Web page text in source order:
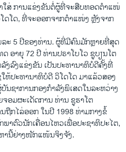
ໃສ່ ​ການ​ແຂ່ງ​ຂັນຕໍ່ຜູ້ທີ່ຈະ​ສືບ​ທອດ​ຕຳ​ແໜ່
ດໂດ, ​ທີ່​ຈະ​ອອກ​ຈາກ​ຕຳ​ແໜ່ງ ຫຼັງ​ຈາກ
5 ປີຂອງທ່ານ. ຜູ້ທີ່ມີຄົນມັກຫຼາຍທີ່ສຸດ
ອາຍຸ 72 ປີ ທ່ານປຣາໂບໂວ ຊູບຽນໂຕ
ງລົງແຂ່ງຂັນ ເປັນປະທານາທິບໍດີຄັ້ງທີ່
ຫ້ປະທານາທິບໍດີ ວິໂດໂດ ມາແລ້ວສອງ
ນຊາການກອງກຳລັງພິເສດໃນລະຫວ່າງ
ອມຜະເດັດການ ທ່ານ ຊູຮາໂຕ
ຖືກໄລ່ອອກ ໃນປີ 1998 ທ່າມກາງຂໍ້
າຕົວນັກເຄື່ອນໄຫວເພື່ອປະຊາທິປະໄຕ,
ານີ້ຢ່າງໜັກແໜ້ນຈິງຈັງ.